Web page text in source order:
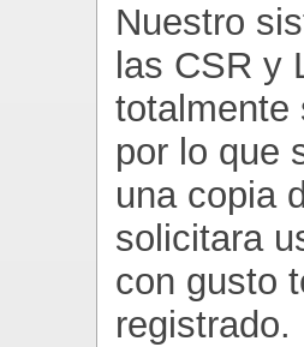
Nuestro
las CSR y
totalmente
por lo que
una copia
solicitara
con gusto
registrado.